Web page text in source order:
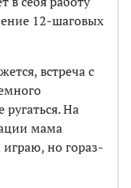
12-шаговых
встреча с
ругаться. На
мама
играю, но гораз­